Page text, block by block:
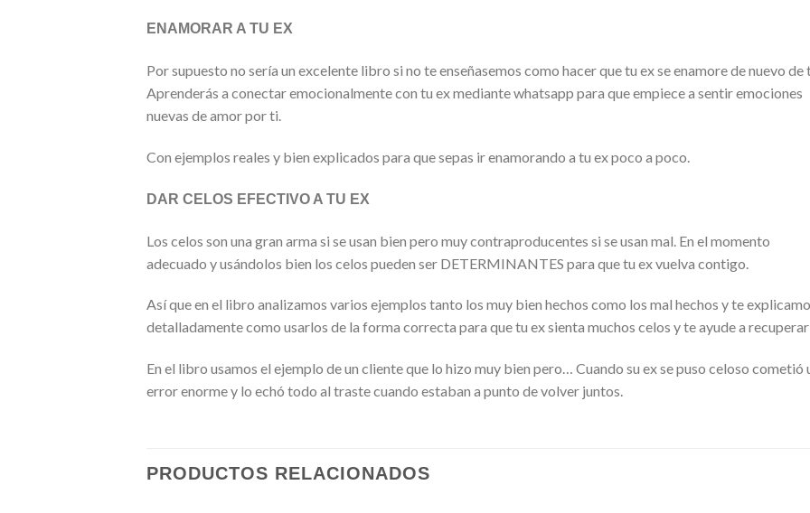
ENAMORAR A TU EX
Por supuesto no sería un excelente libro si no te enseñasemos como hacer que tu ex se enamore de nuevo de
Aprenderás a conectar emocionalmente con tu ex mediante whatsapp para que empiece a sentir emociones
nuevas de amor por ti.
Con ejemplos reales y bien explicados para que sepas ir enamorando a tu ex poco a poco.
DAR CELOS EFECTIVO A TU EX
Los celos son una gran arma si se usan bien pero muy contraproducentes si se usan mal. En el momento
adecuado y usándolos bien los celos pueden ser DETERMINANTES para que tu ex vuelva contigo.
Así que en el libro analizamos varios ejemplos tanto los muy bien hechos como los mal hechos y te
detalladamente como usarlos de la forma correcta para que tu ex sienta muchos celos y te ayude a
En el libro usamos el ejemplo de un cliente que lo hizo muy bien pero… Cuando su ex se puso celoso cometió
error enorme y lo echó todo al traste cuando estaban a punto de volver juntos.
PRODUCTOS RELACIONADOS